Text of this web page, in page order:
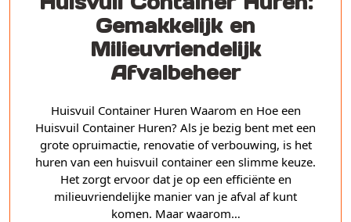
Gemakkelijk en
Milieuvriendelijk
Afvalbeheer
Huisvuil Container Huren Waarom en Hoe een
Huisvuil Container Huren? Als je bezig bent met een
grote opruimactie, renovatie of verbouwing, is het
huren van een huisvuil container een slimme keuze.
Het zorgt ervoor dat je op een efficiënte en
milieuvriendelijke manier van je afval af kunt
komen. Maar waarom…